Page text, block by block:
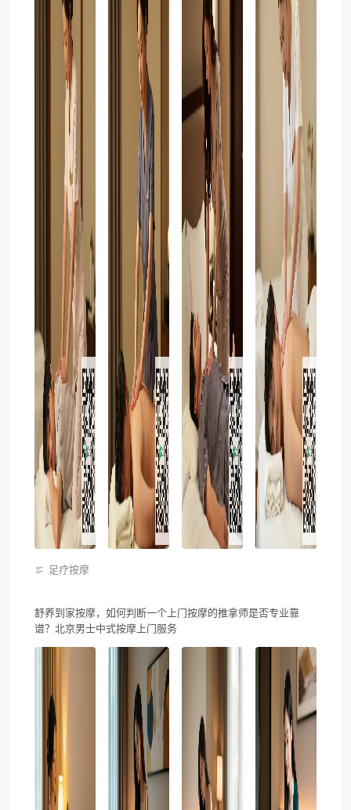
足疗按摩
舒养到家按摩，如何判断一个上门按摩的推拿师是否专业靠
谱？北京男士中式按摩上门服务